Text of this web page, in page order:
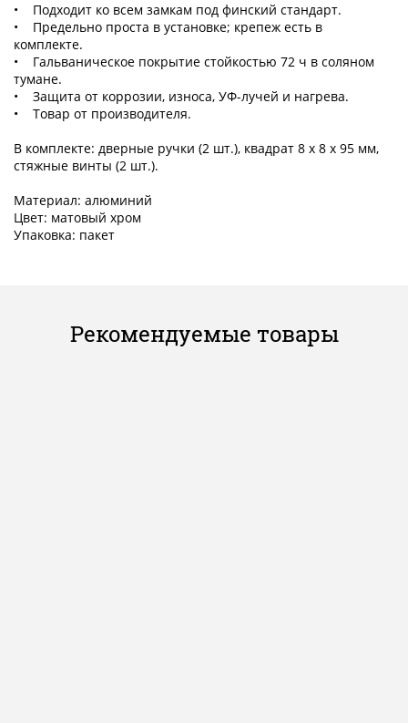
• Подходит ко всем замкам под финский стандарт.
• Предельно проста в установке; крепеж есть в
комплекте.
• Гальваническое покрытие стойкостью 72 ч в соляном
тумане.
• Защита от коррозии, износа, УФ-лучей и нагрева.
• Товар от производителя.
В комплекте: дверные ручки (2 шт.), квадрат 8 x 8 x 95 мм,
стяжные винты (2 шт.).
Материал: алюминий
Цвет: матовый хром
Упаковка: пакет
Рекомендуемые товары